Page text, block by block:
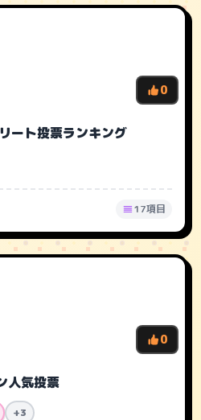
0
ート投票ランキング
17項目
0
人気投票
+3